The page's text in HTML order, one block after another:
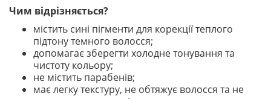
Чим відрізняється?
містить сині пігменти для корекції теплого
підтону темного волосся;
допомагає зберегти холодне тонування та
чистоту кольору;
не містить парабенів;
має легку текстуру, не обтяжує волосся та не